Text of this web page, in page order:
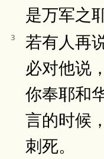
是万军之
3
若有人再
必对他说
你奉耶和
言的时候
刺死。